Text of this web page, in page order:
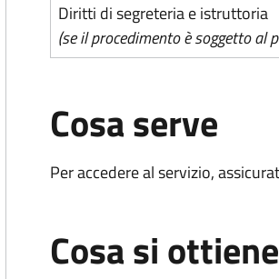
Diritti di segreteria e istruttoria
(se il procedimento è soggetto al
Cosa serve
Per accedere al servizio,
Cosa si ottiene